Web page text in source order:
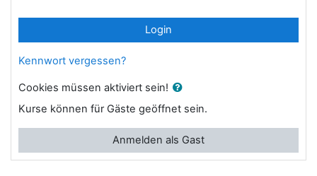
Login
Kennwort vergessen?
Cookies müssen aktiviert sein!
Kurse können für Gäste geöffnet sein.
Anmelden als Gast